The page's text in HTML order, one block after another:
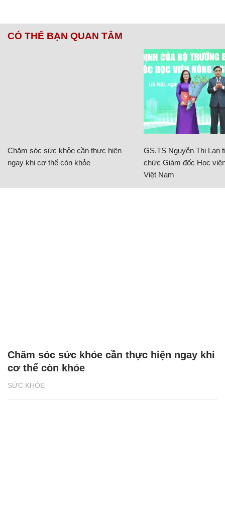
CÓ THỂ BẠN QUAN TÂM
Chăm sóc sức khỏe cần thực hiện
ngay khi cơ thể còn khỏe
GS.TS Nguyễn Thị Lan
chức Giám đốc Học
Việt Nam
SỨC KHỎE
Chăm sóc sức khỏe cần thực hiện ngay khi
cơ thể còn khỏe